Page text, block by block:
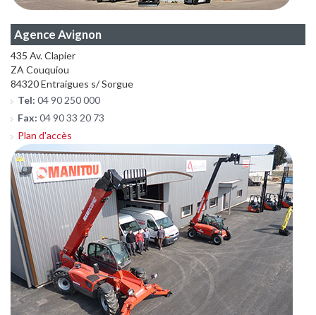
Agence Avignon
435 Av. Clapier
ZA Couquiou
84320 Entraigues s/ Sorgue
Tel: 04 90 250 000
Fax: 04 90 33 20 73
Plan d'accès